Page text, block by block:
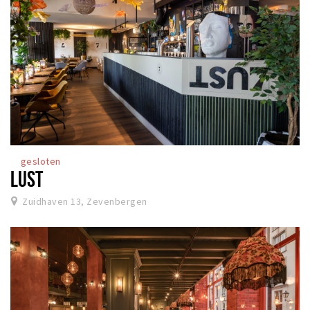
gesloten
LUST
Zuidhaven 13, Zevenbergen